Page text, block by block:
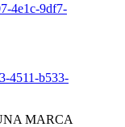
4e1c-9df7-
4511-b533-
MARCA